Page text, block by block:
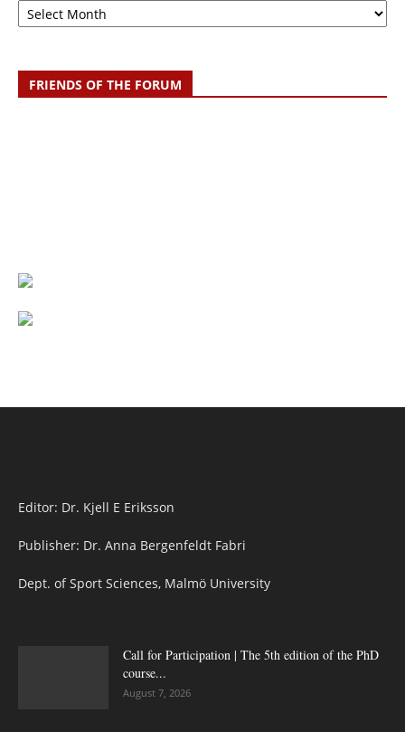
FRIENDS OF THE FORUM
Editor: Dr. Kjell E Eriksson
Publisher: Dr. Anna Bergenfeldt Fabri
Dept. of Sport Sciences, Malmö University
Call for Participation | The 5th edition of the PhD
course...
August 7, 2026